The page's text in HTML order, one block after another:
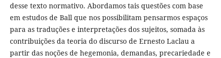
desse texto normativo. Abordamos tais questões com base
em estudos de Ball que nos possibilitam pensarmos espaços
para as traduções e interpretações dos sujeitos, somada às
contribuições da teoria do discurso de Ernesto Laclau a
partir das noções de hegemonia, demandas, precariedade e